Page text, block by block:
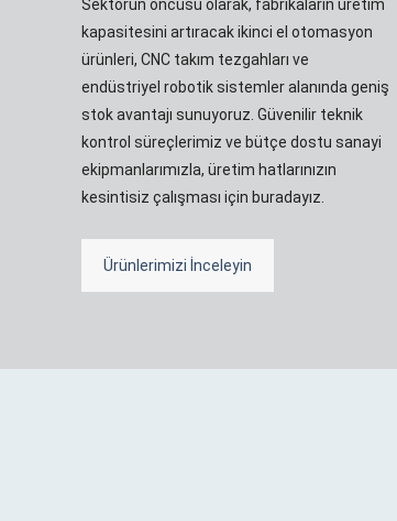
Sektörün öncüsü olarak, fabrikaların üretim
kapasitesini artıracak ikinci el otomasyon
ürünleri, CNC takım tezgahları ve
endüstriyel robotik sistemler alanında geniş
stok avantajı sunuyoruz. Güvenilir teknik
kontrol süreçlerimiz ve bütçe dostu sanayi
ekipmanlarımızla, üretim hatlarınızın
kesintisiz çalışması için buradayız.
Ürünlerimizi İnceleyin